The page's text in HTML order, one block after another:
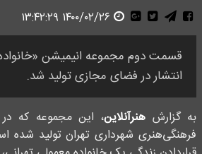
قسمت دوم مجموعه انیمیشن «خانواده
انتشار در فضای مجازی تولید شد.
به گزارش هنرآنلاین، این مجموعه که
فرهنگی‌هنری شهرداری تهران تولید شده